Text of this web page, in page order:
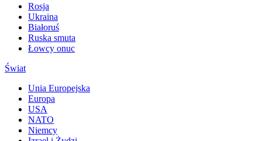
Rosja
Ukraina
Białoruś
Ruska smuta
Łowcy onuc
Świat
Unia Europejska
Europa
USA
NATO
Niemcy